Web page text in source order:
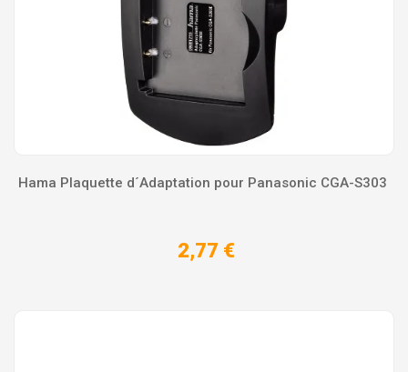
Hama Plaquette d´Adaptation pour Panasonic CGA-S303
2,77 €